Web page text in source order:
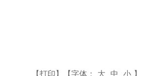
【打印】 【字体： 大 中 小 】